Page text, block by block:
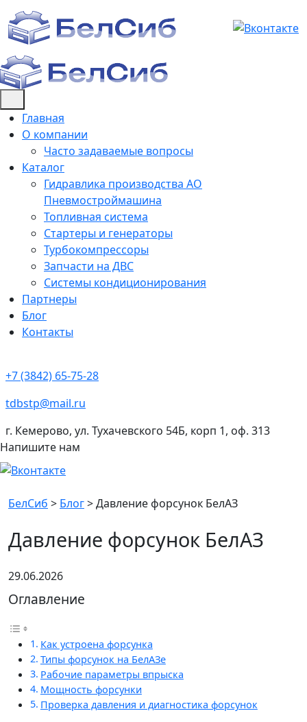
to
content
Главная
О компании
Часто задаваемые вопросы
Каталог
Гидравлика производства АО
Пневмостроймашина
Топливная система
Стартеры и генераторы
Турбокомпрессоры
Запчасти на ДВС
Системы кондиционирования
Партнеры
Блог
Контакты
+7 (3842) 65-75-28
tdbstp@mail.ru
г. Кемерово, ул. Тухачевского 54Б, корп 1, оф. 313
Напишите нам
БелСиб > Блог>Давление форсунок БелАЗ
Давление форсунок БелАЗ
29.06.2026
Оглавление
Как устроена форсунка
Типы форсунок на БелАЗе
Рабочие параметры впрыска
Мощность форсунки
Проверка давления и диагностика форсунок